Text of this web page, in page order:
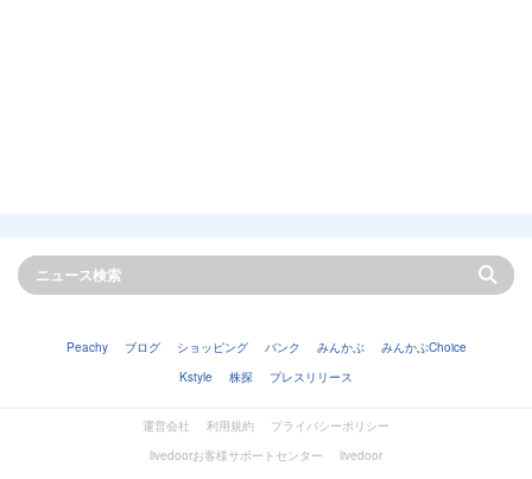
Peachy ブログ ショッピング バンク みんかぶ
みんかぶChoice
Kstyle
株探 プレスリリース
運営会社 利用規約
プライバシーポリシー
livedoorお客様サポートセンター
livedoor